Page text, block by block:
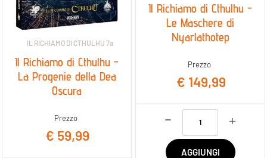
IL RICHIAMO DI CTHULHU 7a
Il Richiamo di Cthulhu -
La Progenie della Dea
Oscura
Prezzo
€ 59,99
Il Richiamo di Cthulhu -
Le Maschere di
Nyarlathotep
Prezzo
€ 149,99
AGGIUNGI